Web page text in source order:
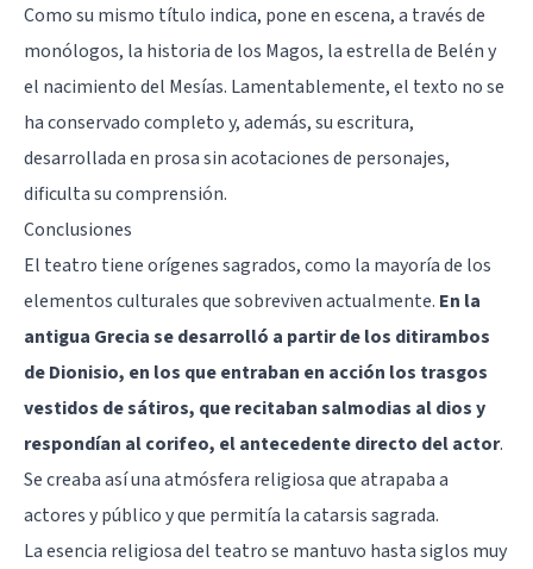
Como su mismo título indica, pone en escena, a través de
monólogos, la historia de los Magos, la estrella de Belén y
el nacimiento del Mesías. Lamentablemente, el texto no se
ha conservado completo y, además, su escritura,
desarrollada en prosa sin acotaciones de personajes,
dificulta su comprensión.
Conclusiones
El teatro tiene orígenes sagrados, como la mayoría de los
elementos culturales que sobreviven actualmente. En la
antigua Grecia se desarrolló a partir de los ditirambos
de Dionisio, en los que entraban en acción los trasgos
vestidos de sátiros, que recitaban salmodias al dios y
respondían al corifeo, el antecedente directo del actor.
Se creaba así una atmósfera religiosa que atrapaba a
actores y público y que permitía la catarsis sagrada.
La esencia religiosa del teatro se mantuvo hasta siglos muy